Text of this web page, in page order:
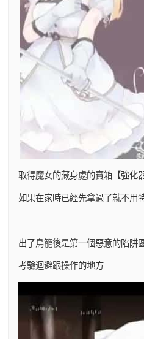
取得魔女的藏身處的寶箱【強化
如果在家時已經先拿過了就不用
出了鳥籠後是第一個惡意的陷阱
考驗迴避跟操作的地方